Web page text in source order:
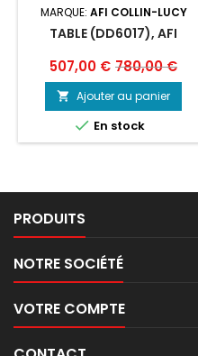
MARQUE: AFI COLLIN-LUCY
TABLE (DD6017), AFI
Prix
507,00 € Prix
de
base
780,00 €
 Ajouter au panier
 En stock
PRODUITS
NOTRE SOCIÉTÉ
VOTRE COMPTE